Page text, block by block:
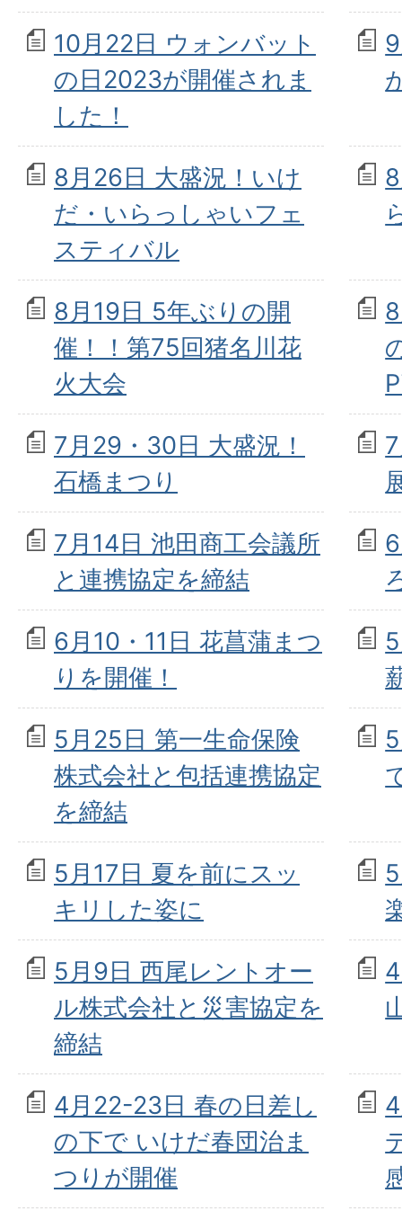
10月22日 ウォンバット
の日2023が開催されま
した！
8月26日 大盛況！いけ
だ・いらっしゃいフェ
スティバル
8月19日 5年ぶりの開
催！！第75回猪名川花
火大会
7月29・30日 大盛況！
石橋まつり
7月14日 池田商工会議所
と連携協定を締結
6月10・11日 花菖蒲まつ
りを開催！
5月25日 第一生命保険
株式会社と包括連携協定
を締結
5月17日 夏を前にスッ
キリした姿に
5月9日 西尾レントオー
ル株式会社と災害協定を
締結
4月22-23日 春の日差し
の下で いけだ春団治ま
つりが開催